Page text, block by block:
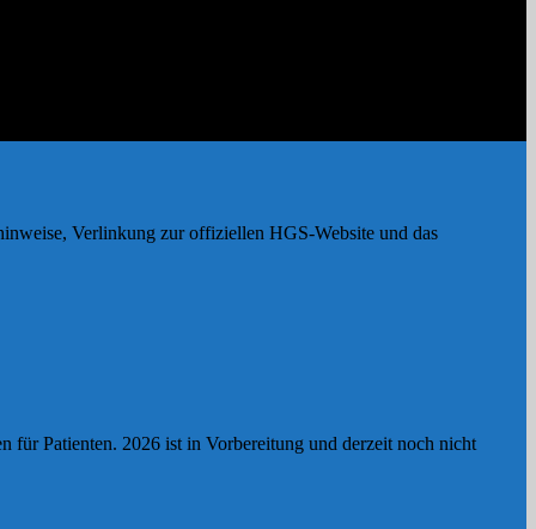
Verlinkung zur offiziellen HGS-Website und das
für Patienten. 2026 ist in Vorbereitung und derzeit noch nicht